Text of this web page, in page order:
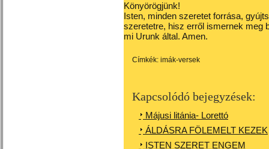
Könyörögjünk!
Isten, minden szeretet forrása,
szeretetre, hisz erről ismernek meg
mi Urunk által. Amen.
Címkék: imák-versek
Kapcsolódó bejegyzések:
Májusi litánia- Lorettó
ÁLDÁSRA FÖLEMELT KEZEK
ISTEN SZERET ENGEM